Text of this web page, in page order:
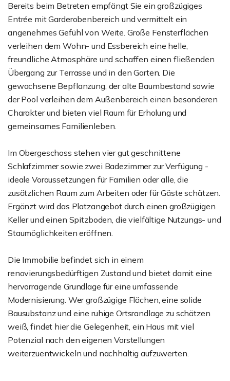
Bereits beim Betreten empfängt Sie ein großzügiges
Entrée mit Garderobenbereich und vermittelt ein
angenehmes Gefühl von Weite. Große Fensterflächen
verleihen dem Wohn- und Essbereich eine helle,
freundliche Atmosphäre und schaffen einen fließenden
Übergang zur Terrasse und in den Garten. Die
gewachsene Bepflanzung, der alte Baumbestand sowie
der Pool verleihen dem Außenbereich einen besonderen
Charakter und bieten viel Raum für Erholung und
gemeinsames Familienleben.
Im Obergeschoss stehen vier gut geschnittene
Schlafzimmer sowie zwei Badezimmer zur Verfügung -
ideale Voraussetzungen für Familien oder alle, die
zusätzlichen Raum zum Arbeiten oder für Gäste schätzen.
Ergänzt wird das Platzangebot durch einen großzügigen
Keller und einen Spitzboden, die vielfältige Nutzungs- und
Staumöglichkeiten eröffnen.
Die Immobilie befindet sich in einem
renovierungsbedürftigen Zustand und bietet damit eine
hervorragende Grundlage für eine umfassende
Modernisierung. Wer großzügige Flächen, eine solide
Bausubstanz und eine ruhige Ortsrandlage zu schätzen
weiß, findet hier die Gelegenheit, ein Haus mit viel
Potenzial nach den eigenen Vorstellungen
weiterzuentwickeln und nachhaltig aufzuwerten.